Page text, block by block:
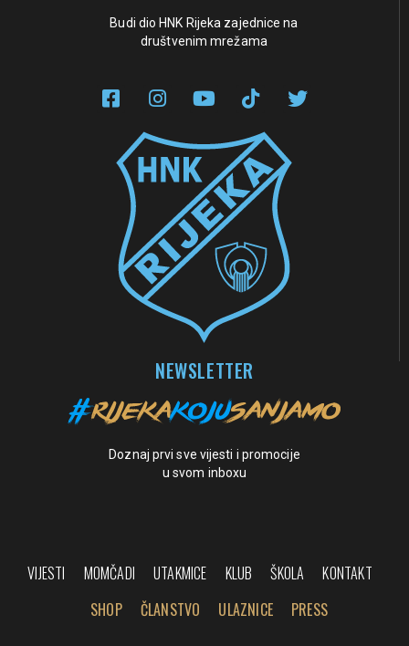
Budi dio HNK Rijeka zajednice na
društvenim mrežama
NEWSLETTER
Doznaj prvi sve vijesti i promocije
u svom inboxu
VIJESTI MOMČADI UTAKMICE KLUB ŠKOLA
KONTAKT
SHOP
ČLANSTVO ULAZNICE PRESS